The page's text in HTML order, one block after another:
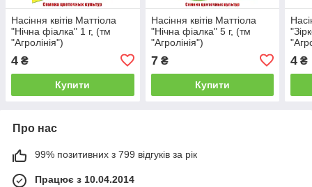
Насіння квітів Маттіола
"Нічна фіалка" 1 г, (тм
"Агролінія")
4 ₴
Купити
Насіння квітів Маттіола
"Нічна фіалка" 5 г, (тм
"Агролінія")
7₴
Купити
4 ₴
Про нас
99% позитивних з 799 відгуків за рік
Працює з 10.04.2014